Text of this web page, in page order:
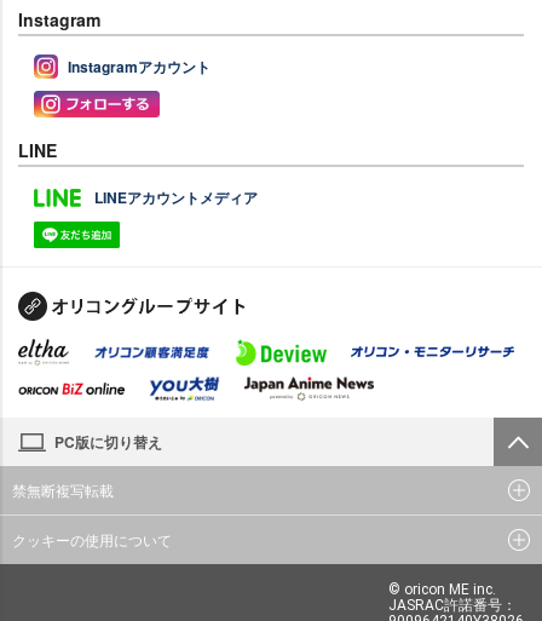
Instagram
Instagramアカウント
LINE
LINEアカウントメディア
PC版に切り替え
禁無断複写転載
クッキーの使用について
© oricon ME inc.
JASRAC許諾番号：